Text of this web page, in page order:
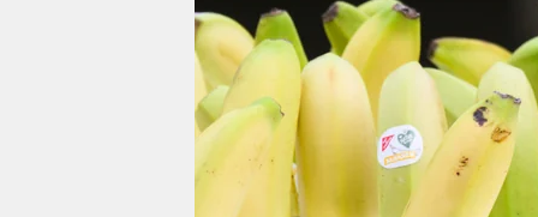
wahrheit
verlag
verlag
veranstaltungen